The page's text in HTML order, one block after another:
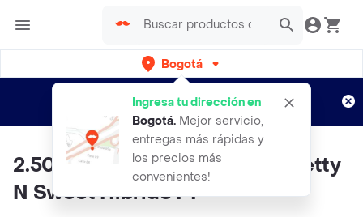
Bogotá
Ingresa tu dirección en
Bogotá. Mejor servicio,
entregas más rápidas y
los precios más
convenientes!
envíos gratis por semanas
Aplican TyC
2.500 Semillas De Ají Dulce Pretty
N Sweet Híbrido F1